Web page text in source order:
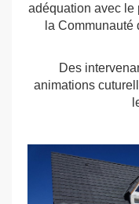
adéquation avec le
la
Des
animations